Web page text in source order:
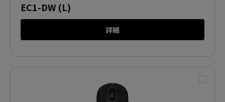
EC1-DW (L)
詳細